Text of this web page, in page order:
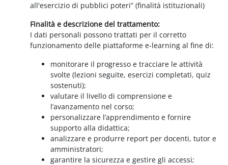
all'esercizio di pubblici poteri” (finalità istituzionali)
Finalità e descrizione del trattamento:
I dati personali possono trattati per il corretto
funzionamento delle piattaforme e-learning al fine di:
monitorare il progresso e tracciare le attività
svolte (lezioni seguite, esercizi completati, quiz
sostenuti);
valutare il livello di comprensione e
l’avanzamento nel corso;
personalizzare l’apprendimento e fornire
supporto alla didattica;
analizzare e produrre report per docenti, tutor e
amministratori;
garantire la sicurezza e gestire gli accessi;